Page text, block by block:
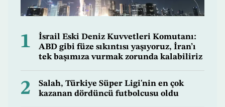
1
İsrail Eski Deniz Kuvvetleri Komutanı:
ABD gibi füze sıkıntısı yaşıyoruz, İran’ı
tek başımıza vurmak zorunda kalabiliriz
2
Salah, Türkiye Süper Ligi'nin en çok
kazanan dördüncü futbolcusu oldu